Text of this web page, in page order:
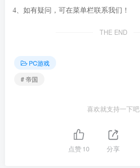
4、如有疑问，可在菜单栏联系我们！
THE END
PC游戏
# 帝国
喜欢就支持一下吧
点赞10 分享